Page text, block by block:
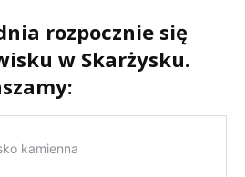
rozpocznie się
w Skarżysku.